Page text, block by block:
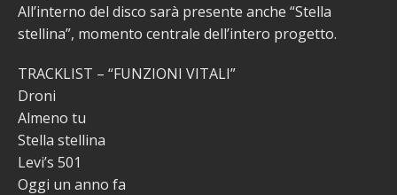
All’interno del disco sarà presente anche “Stella
stellina”, momento centrale dell’intero progetto.
TRACKLIST – “FUNZIONI VITALI”
Droni
Almeno tu
Stella stellina
Levi’s 501
Oggi un anno fa